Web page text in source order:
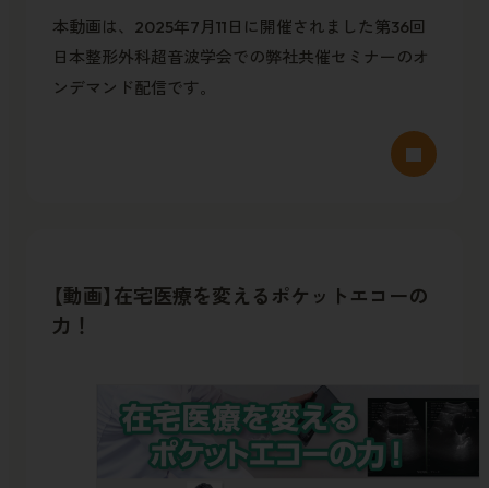
本動画は、2025年7月11日に開催されました第36回
日本整形外科超音波学会での弊社共催セミナーのオ
ンデマンド配信です。
【動画】在宅医療を変えるポケットエコーの
力！